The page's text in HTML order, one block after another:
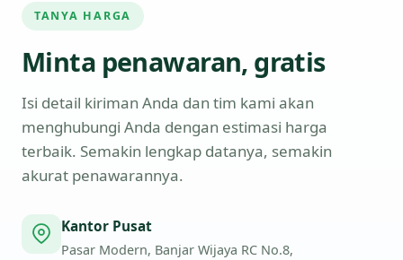
TANYA HARGA
Minta penawaran, gratis
Isi detail kiriman Anda dan tim kami akan
menghubungi Anda dengan estimasi harga
terbaik. Semakin lengkap datanya, semakin
akurat penawarannya.
Kantor Pusat
Pasar Modern, Banjar Wijaya RC No.8,